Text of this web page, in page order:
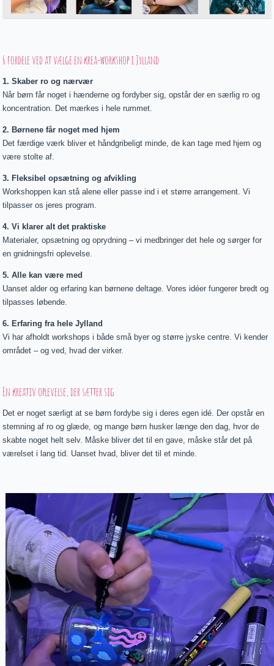
6 fordele ved at vælge en krea-workshop i Jylland
1. Skaber ro og nærvær
Når børn får noget i hænderne og fordyber sig, opstår der en særlig ro og
koncentration. Det mærkes i hele rummet.
2. Børnene får noget med hjem
Det færdige værk bliver et håndgribeligt minde, de kan tage med hjem og
være stolte af.
3. Fleksibel opsætning og afvikling
Workshoppen kan stå alene eller passe ind i et større arrangement. Vi
tilpasser os jeres program.
4. Vi klarer alt det praktiske
Materialer, opsætning og oprydning – vi medbringer det hele og sørger for
en gnidningsfri oplevelse.
5. Alle kan være med
Uanset alder og erfaring kan børnene deltage. Vores idéer fungerer bredt og
tilpasses løbende.
6. Erfaring fra hele Jylland
Vi har afholdt workshops i både små byer og større jyske centre. Vi kender
området – og ved, hvad der virker.
En kreativ oplevelse, der sætter sig
Det er noget særligt at se børn fordybe sig i deres egen idé. Der opstår en
stemning af ro og glæde, og mange børn husker længe den dag, hvor de
skabte noget helt selv. Måske bliver det til en gave, måske står det på
værelset i lang tid. Uanset hvad, bliver det til et minde.